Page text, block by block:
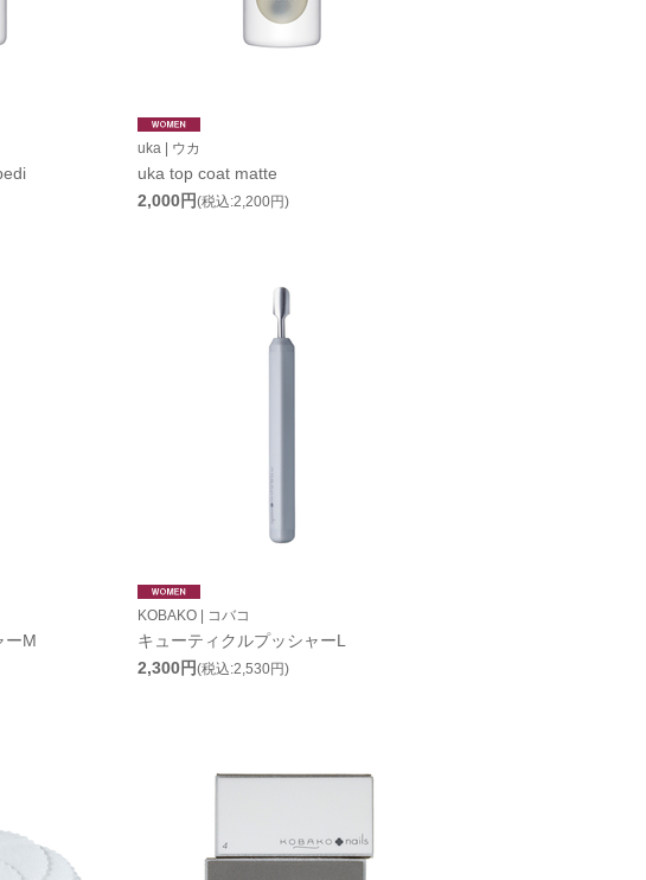
uka | ウカ
uka top coat matte
2,000円(税込:2,200円)
ーM
KOBAKO | コバコ
キューティクルプッシャーL
2,300円(税込:2,530円)